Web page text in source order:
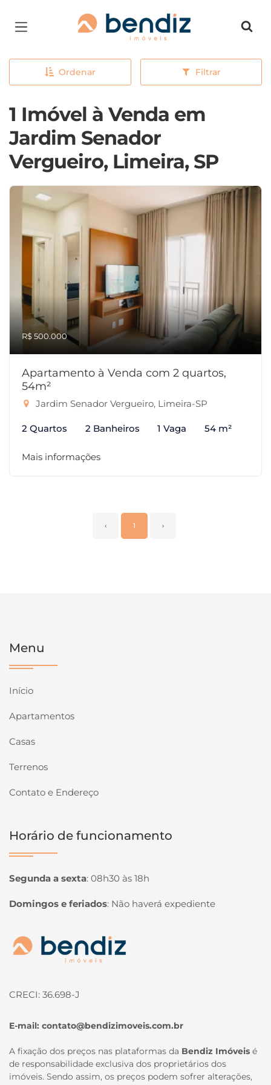
Página inicial
Ordenar Filtrar
1 Imóvel à Venda em
Jardim Senador
Vergueiro, Limeira, SP
R$ 500.000
Apartamento à Venda com 2 quartos,
54m²
Jardim Senador Vergueiro, Limeira-SP
2 Quartos 2 Banheiros 1 Vaga 54 m²
Mais informações
‹ 1 ›
Menu
Início
Apartamentos
Casas
Terrenos
Contato e Endereço
Horário de funcionamento
Segunda a sexta: 08h30 às 18h
Domingos e feriados: Não haverá expediente
Página inicial
CRECI: 36.698-J
E-mail: contato@bendizimoveis.com.br
A fixação dos preços nas plataformas da Bendiz Imóveis é
de responsabilidade exclusiva dos proprietários dos
imóveis. Sendo assim, os preços podem sofrer alterações,